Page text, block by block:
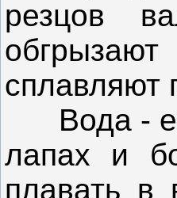
резцов
сплавляют
Вода -
лапах и
плавать в